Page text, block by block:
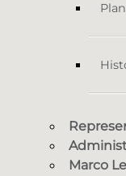
Marco